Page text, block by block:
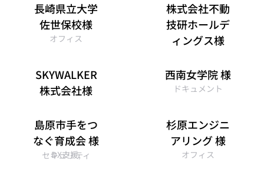
長崎県立大学
佐世保校様
オフィス
株式会社不動
技研ホールデ
ィングス様
SKYWALKER
株式会社様
西南女学院 様
ドキュメント
島原市手をつ
なぐ育成会 様
DX支援,
セキュリティ
杉原エンジニ
アリング 様
オフィス